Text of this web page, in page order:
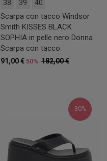
38 39 40
Scarpa con tacco Windsor
Smith KISSES BLACK
SOPHIA in pelle nero Donna
Scarpa con tacco
182,00 €
91,00 € 50%
30%